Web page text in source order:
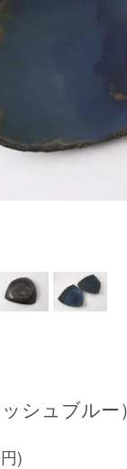
シュブルー
)